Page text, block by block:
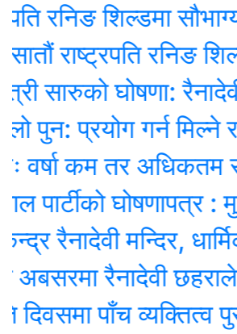
शिल्डमा सौभाग्य
राष्ट्रपति रनिङ शिल्ड
घोषणा: रैनादेवी
प्रयोग गर्न मिल्ने
कम तर अधिकतम र
घोषणापत्र :
मन्दिर, धार्मिक
रैनादेवी छहराले
पाँच व्यक्तित्व